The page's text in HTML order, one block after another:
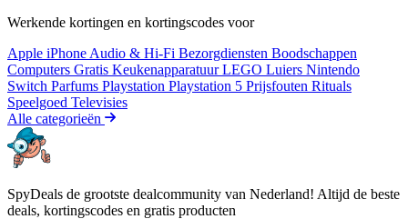
Werkende kortingen en kortingscodes voor
Apple iPhone Audio & Hi-Fi Bezorgdiensten Boodschappen
Computers Gratis KeukenapparatuurLEGO Luiers Nintendo
Switch Parfums Playstation Playstation 5 Prijsfouten Rituals
Speelgoed Televisies
Alle categorieën
SpyDeals de grootste dealcommunity van Nederland! Altijd de beste
deals, kortingscodes en gratis producten